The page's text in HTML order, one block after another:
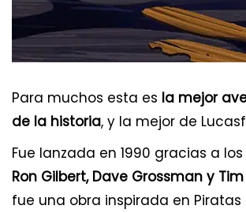
Para muchos esta es la mejor
de la historia, y la mejor de
Fue lanzada en 1990 gracias a
Ron Gilbert, Dave Grossman y
fue una obra inspirada en Piratas